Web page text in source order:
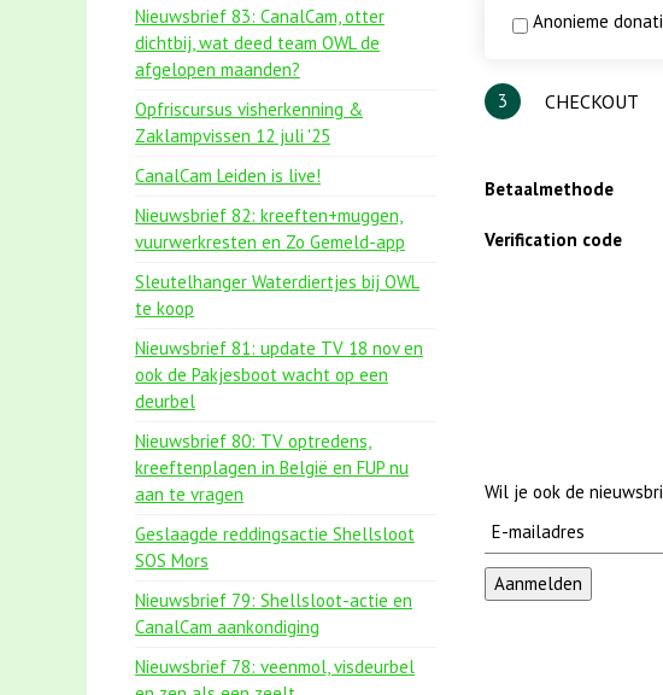
Anonieme
3 CHECKOUT
Betaalmethode
Verification code
Wil je ook de
Nieuwsbrief 83: CanalCam, otter
dichtbij, wat deed team OWL de
afgelopen maanden?
Opfriscursus visherkenning &
Zaklampvissen 12 juli '25
CanalCam Leiden is live!
Nieuwsbrief 82: kreeften+muggen,
vuurwerkresten en Zo Gemeld-app
Sleutelhanger Waterdiertjes bij OWL
te koop
Nieuwsbrief 81: update TV 18 nov en
ook de Pakjesboot wacht op een
deurbel
Nieuwsbrief 80: TV optredens,
kreeftenplagen in België en FUP nu
aan te vragen
Geslaagde reddingsactie Shellsloot
SOS Mors
Nieuwsbrief 79: Shellsloot-actie en
CanalCam aankondiging
Nieuwsbrief 78: veenmol, visdeurbel